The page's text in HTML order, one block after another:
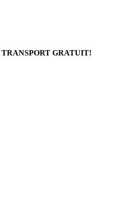
TRANSPORT GRATUIT!